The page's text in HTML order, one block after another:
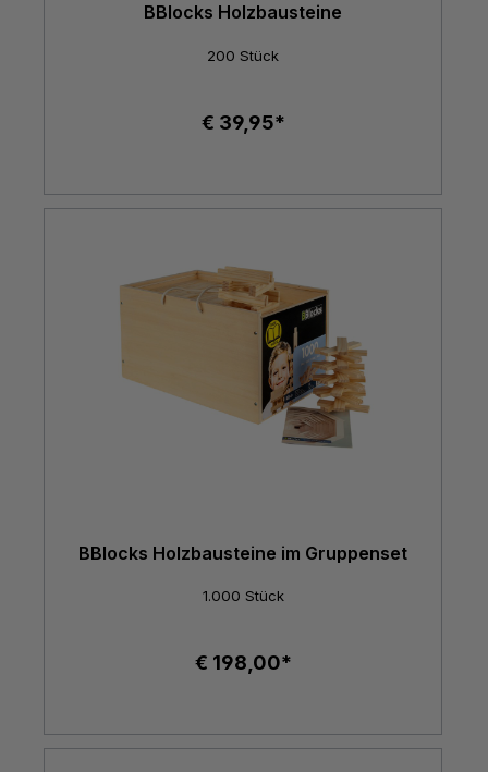
BBlocks Holzbausteine
200 Stück
€ 39,95*
BBlocks Holzbausteine im Gruppenset
1.000 Stück
€ 198,00*